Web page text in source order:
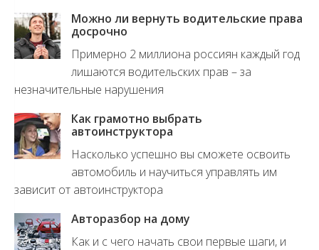
Можно ли вернуть водительские права
досрочно
Примерно 2 миллиона россиян каждый год
лишаются водительских прав – за
незначительные нарушения
Как грамотно выбрать
автоинструктора
Насколько успешно вы сможете освоить
автомобиль и научиться управлять им
зависит от автоинструктора
Авторазбор на дому
Как и с чего начать свои первые шаги, и